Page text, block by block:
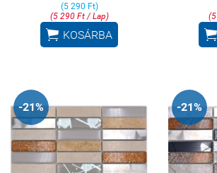
(5 290 Ft)
(5 290 Ft / Lap)
 KOSÁRBA 
-21% -21%